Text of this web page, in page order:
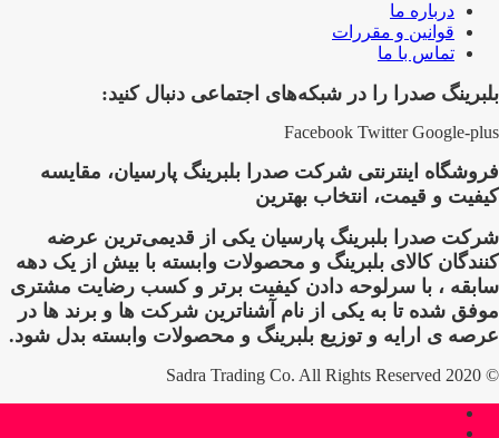
درباره ما
قوانین و مقررات
تماس با ما
بلبرینگ صدرا را در شبکه‌های اجتماعی دنبال کنید:
Facebook Twitter Google-plus
فروشگاه اینترنتی شرکت صدرا بلبرینگ پارسیان، مقایسه
کیفیت و قیمت، انتخاب بهترین
شرکت صدرا بلبرینگ پارسیان یکی از قدیمی‌ترین عرضه
کنندگان کالای بلبرینگ و محصولات وابسته با بیش از یک دهه
سابقه ، با سرلوحه دادن کیفیت برتر و کسب رضایت مشتری
موفق شده تا به یکی از نام آشناترین شرکت ها و برند ها در
عرصه ی ارایه و توزیع بلبرینگ و محصولات وابسته بدل شود.
© 2020 Sadra Trading Co. All Rights Reserved